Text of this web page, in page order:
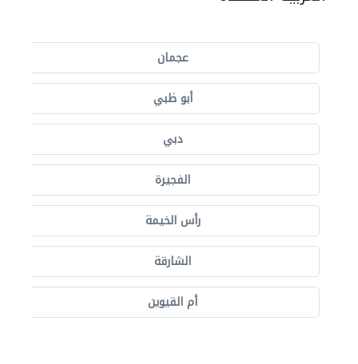
عجمان
أبو ظبي
دبي
الفجيرة
رأس الخيمة
الشارقة
أم القيوين